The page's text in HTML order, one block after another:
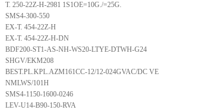
T. 250-22Z-H-2981 1S1OE=10G./=25G.
SMS4-300-550
EX-T. 454-22Z-H
EX-T. 454-22Z-H-DN
BDF200-ST1-AS-NH-WS20-LTYE-DTWH-G24
SHGV/EKM208
BEST.PL.KPL.AZM161CC-12/12-024GVAC/DC VE
NMLWS/101H
SMS4-1150-1600-0246
LEV-U14-B90-150-RVA